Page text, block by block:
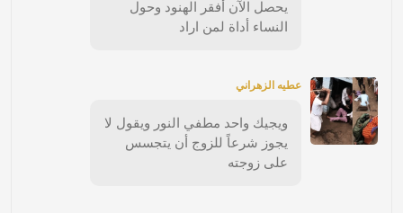
يحصل الآن أفقر الهنود وحول
النساء أداة لمن اراد
عطيه الزهراني
ويجيك واحد مطفي النور ويقول لا
يجوز شرعاً للزوج أن يتجسس
على زوجته